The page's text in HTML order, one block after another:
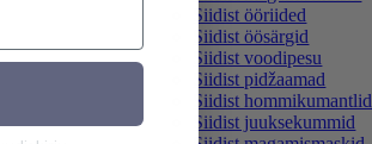
Siidist ööriided
Siidist öösärgid
Siidist voodipesu
Siidist pidžaamad
Siidist hommikumantlid
Siidist juuksekummid